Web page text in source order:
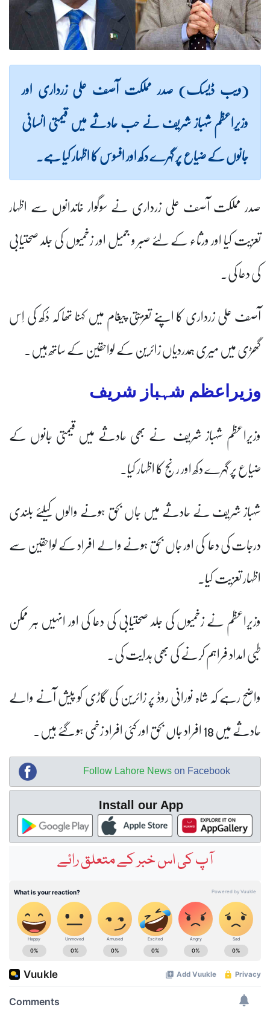
(ویب ڈیسک) صدر مملکت آصف علی زرداری اور
وزیراعظم شہباز شریف نے حب حادثے میں قیمتی انسانی
جانوں کے ضیاع پر گہرے دکھ اور افسوس کا اظہار کیا ہے۔
صدر مملکت آصف علی زرداری نے سوگوار خاندانوں سے اظہار
تعزیت کیا اور ورثاء کے لئے صبر و جمیل اور زخمیوں کی جلد صحتیابی
کی دعا کی۔
آصف علی زرداری کا اپنے تعزیتی پیغام میں کہنا تھا کہ دُکھ کی اِس
گھڑی میں میری ہمدردیاں زائرین کے لواحقین کے ساتھ ہیں۔
وزیراعظم شہباز شریف
وزیراعظم شہباز شریف نے بھی حادثے میں قیمتی جانوں کے
ضیاع پر گہرے دکھ اور رنج کا اظہار کیا۔
شہباز شریف نے حادثے میں جاں بحق ہونے والوں کیلئے بلندی
درجات کی دعا کی اور جاں بحق ہونے والے افراد کے لواحقین سے
اظہار تعزیت کیا۔
وزیراعظم نے زخمیوں کی جلد صحتیابی کی دعا کی اور انہیں ہر ممکن
طبی امداد فراہم کرنے کی بھی ہدایت کی۔
واضح رہے کہ شاہ نورانی روڈ پر زائرین کی گاڑی کو پیش آنے والے
حادثے میں 18 افراد جاں بحق اور کئی افراد زخمی ہو گئے ہیں۔
Follow Lahore News on Facebook
Install our App
آپ کی اس خبر کے متعلق رائے